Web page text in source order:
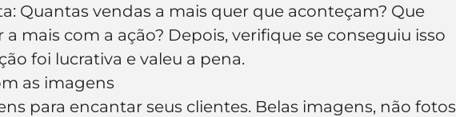
Quantas vendas a mais quer que aconteçam? Que
a mais com a ação? Depois, verifique se conseguiu isso
foi lucrativa e valeu a pena.
as imagens
para encantar seus clientes. Belas imagens, não fotos